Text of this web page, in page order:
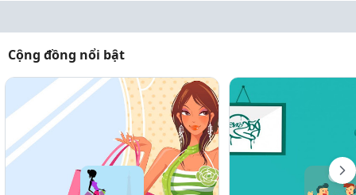
Cộng đồng nổi bật